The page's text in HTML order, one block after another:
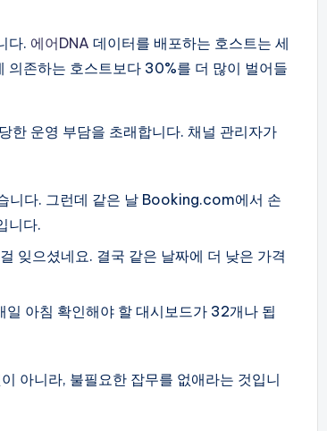
다. 에어DNA 데이터를 배포하는 호스트는 세
의존하는 호스트보다 30%를 더 많이 벌어들
한 운영 부담을 초래합니다. 채널 관리자가
니다. 그런데 같은 날 Booking.com에서 손
니다.
잊으셨네요. 결국 같은 날짜에 더 낮은 가격
아침 확인해야 할 대시보드가 32개나 됩
아니라, 불필요한 잡무를 없애라는 것입니